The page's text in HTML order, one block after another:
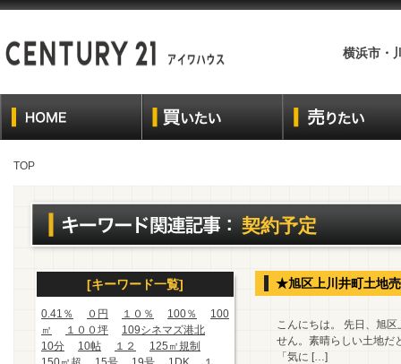
横浜市・
TOP
契約予定
[キーワード一覧]
0.41％ ０円 １０％ 100％
100
㎡
１００坪
109シネマズ港北
10分
10帖 １２
125㎡規制
★旭区上川井町土地
こんにちは。 先日、旭
せん。素晴らしい土地だ
「気に […]